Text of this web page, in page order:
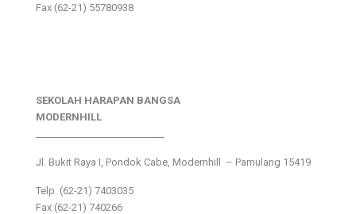
Fax (62-21) 55780938
SEKOLAH HARAPAN BANGSA
MODERNHILL
Jl. Bukit Raya I, Pondok Cabe, Modernhill – Pamulang 15419
Telp. (62-21) 7403035
Fax (62-21) 740266